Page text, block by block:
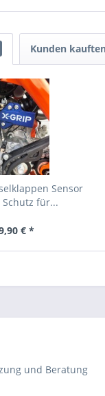
Kunden
Sensor
Schutz für...
€ *
und Beratung